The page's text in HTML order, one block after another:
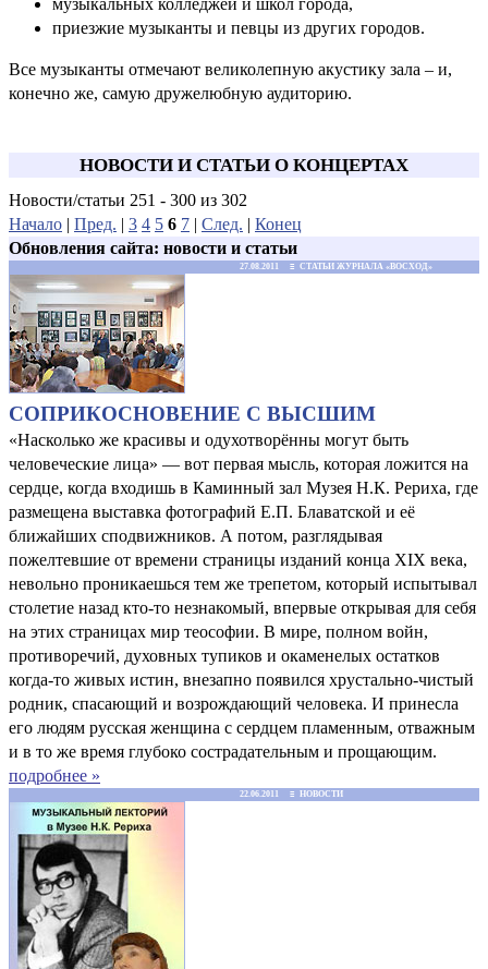
музыкальных колледжей и школ города,
приезжие музыканты и певцы из других городов.
Все музыканты отмечают великолепную акустику зала – и,
конечно же, самую дружелюбную аудиторию.
НОВОСТИ И СТАТЬИ О КОНЦЕРТАХ
Новости/статьи 251 - 300 из 302
Начало | Пред. | 3 4 5 6 7 | След. | Конец
Обновления сайта: новости и статьи
27.08.2011 ≡ СТАТЬИ ЖУРНАЛА «ВОСХОД»
СОПРИКОСНОВЕНИЕ С ВЫСШИМ
«Насколько же красивы и одухотворённы могут быть
человеческие лица» — вот первая мысль, которая ложится на
сердце, когда входишь в Каминный зал Музея Н.К. Рериха, где
размещена выставка фотографий Е.П. Блаватской и её
ближайших спо­движников. А потом, разглядывая
пожелтевшие от времени страницы изданий конца XIX века,
невольно проникаешься тем же трепетом, который испытывал
столетие назад кто-то незнакомый, впервые открывая для себя
на этих страницах мир теософии. В мире, полном войн,
противоречий, духовных тупиков и окаменелых остатков
когда-то живых истин, внезапно появился хрустально-чистый
родник, спасающий и возрождающий человека. И принесла
его людям русская женщина с сердцем пламенным, отважным
и в то же время глубоко сострадательным и прощающим.
подробнее »
22.06.2011 ≡ НОВОСТИ